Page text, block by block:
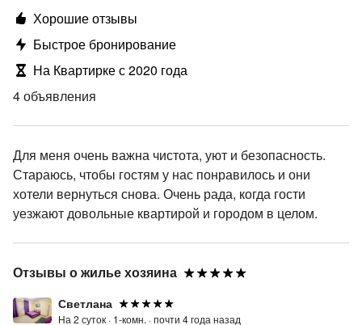
Хорошие отзывы
Быстрое бронирование
На Квартирке с 2020 года
4 объявления
Для меня очень важна чистота, уют и безопасность.
Стараюсь, чтобы гостям у нас понравилось и они
хотели вернуться снова. Очень рада, когда гости
уезжают довольные квартирой и городом в целом.
Отзывы о жилье хозяина
Светлана
На 2 суток · 1-комн. ·почти 4 года назад